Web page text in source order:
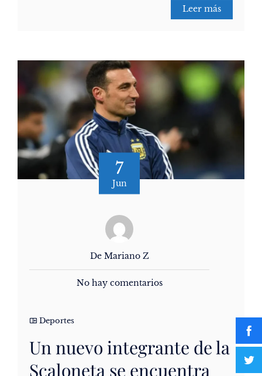
Leer más
7
Jun
De Mariano Z
No hay comentarios
Deportes
Un nuevo integrante de la
Scaloneta se encuentra